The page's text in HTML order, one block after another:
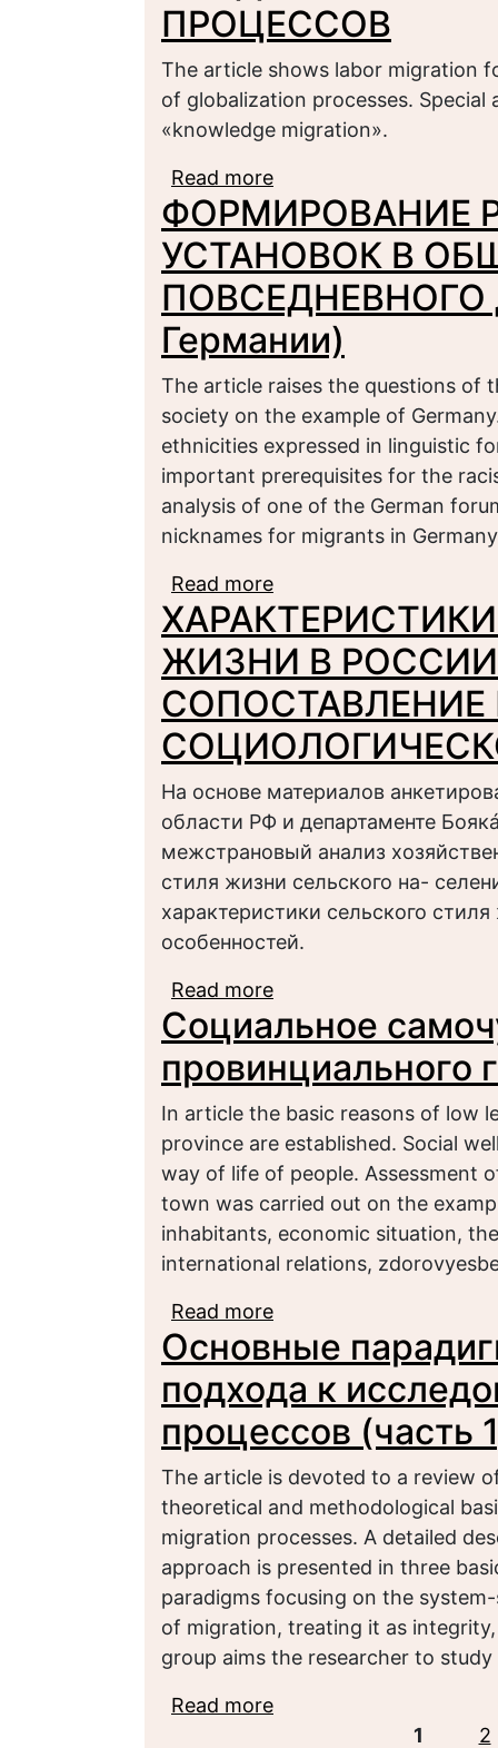
ПРОЦЕССОВ
The article shows labor migration
of globalization processes.
«knowledge migration».
Read more
ГЛОБАЛЬНЫХ
ФОРМИРОВАНИЕ
УСТАНОВОК В
ПОВСЕДНЕВНОГО
Германии)
The article raises the questions of
society on the example of
ethnicities expressed in linguistic
important prerequisites for the
analysis of one of the German
nicknames for migrants in
Read more
ПОСРЕДСТВОМ
Германии)
ЖИЗНИ В
СОПОСТАВЛЕНИЕ
На основе материалов
области РФ и департаменте
межстрановый анализ
стиля жизни сельского на-
характеристики сельского
особенностей.
Read more
КОЛУМБИИ:
ИССЛЕДОВАНИЯ
Социальное
провинциального
In article the basic reasons of low
province are established. Social
way of life of people. Assessment
town was carried out on the
inhabitants, economic situation,
international relations,
Read more
Основные
подхода к
процессов (часть
The article is devoted to a review
theoretical and methodological
migration processes. A detailed
approach is presented in three
paradigms focusing on the
of migration, treating it as
group aims the researcher to
Read more
исследованию
1 2